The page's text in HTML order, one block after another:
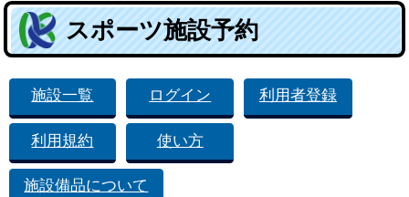
スポーツ施設予約
施設一覧 ログイン 利用者登録
利用規約 使い方
施設備品について